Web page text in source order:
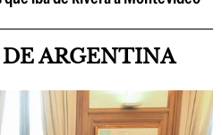
ARGENTINA